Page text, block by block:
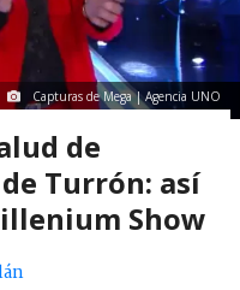
Capturas de Mega | Agencia UNO
de
Turrón: así
Show